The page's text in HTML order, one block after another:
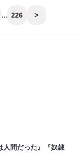
... 226 >
人間だった』『奴隷